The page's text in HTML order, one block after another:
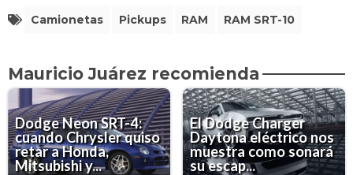
Camionetas Pickups RAM RAM SRT-10
Mauricio Juárez recomienda
Dodge Neon SRT-4:
cuando Chrysler quiso
retar a Honda,
Mitsubishi y...
El Dodge Charger
Daytona eléctrico nos
muestra como sonará
su escap...